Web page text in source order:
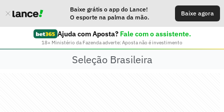
Baixe grátis o app do Lance!
O esporte na palma da mão.
Baixe agora
Ajuda com Aposta? Fale com o assistente.
18+ Ministério da Fazenda adverte: Aposta não é investimento
Seleção Brasileira